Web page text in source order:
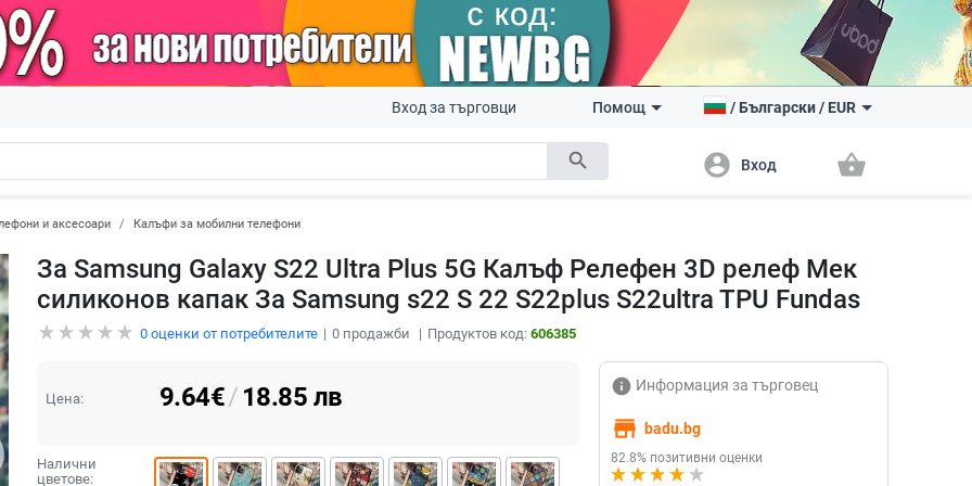
search
Вход за търговци Помощ /Български/ EUR
account_circle Вход shopping_basket
и аксесоари Калъфи за мобилни телефони
За Samsung Galaxy S22 Ultra Plus 5G Калъф Релефен 3D релеф Мек
силиконов капак За Samsung s22 S 22 S22plus S22ultra TPU Fundas
0оценки от потребителите 0продажби Продуктов код: 606385
Цена: 9.64€/ 18.85 лв
Налични
цветове:
info Информация за търговец
store badu.bg
82.8% позитивни оценки